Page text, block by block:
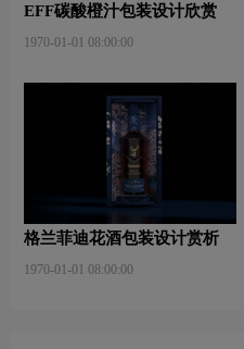
EFF碳酸橙汁包装设计欣赏
1970-01-01 08:00:00
格兰菲迪花酒包装设计赏析
1970-01-01 08:00:00